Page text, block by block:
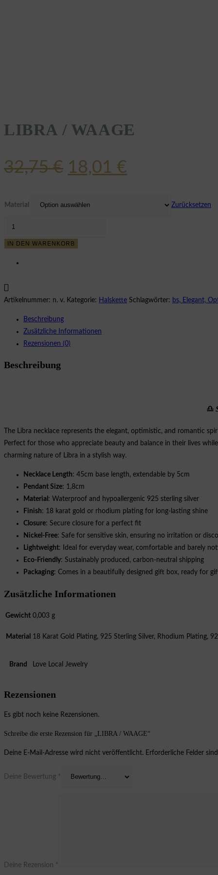
LIBRA / WAAGE
32,75€ Ursprünglicher
war:
18,01 €
Material Zurücksetzen
WAAGE
IN DEN WARENKORB
Artikelnummer: n. v. Kategorie: Halskette Schlagwörter: bs, Elegant,
Beschreibung
Zusätzliche Informationen
Rezensionen (0)
Beschreibung
♎
The Libra necklace represents the elegant, optimistic, and romantic
Perfect for those who appreciate beauty and balance in their lives
charming nature of Libra in a stylish way.
Necklace Length: 45cm base length, extendable by 5cm
Pendant Size: 1,8cm
Material : Waterproof and hypoallergenic 925 sterling silver
Finish: 18 karat gold or rhodium plating for long-lasting shine
Closure: Secure closure for a perfect fit
Nickel-Free: Safe for sensitive skin, ensuring no irritation or
Lightweight: Ideal for everyday wear, comfortable and barely
Eco-Friendly: Sustainably produced, carbon-neutral shipping
Packaging: Comes in a beautifully designed gift box, ready for
Zusätzliche Informationen
Gewicht 0,003 g
Material 18 Karat Gold Plating, 925 Sterling Silver, Rhodium Plating,
Brand Love Local Jewelry
Rezensionen
Es gibt noch keine Rezensionen.
Schreibe die erste Rezension für „LIBRA / WAAGE“
Deine E-Mail-Adresse wird nicht veröffentlicht. Erforderliche Felder
Deine Bewertung *
Deine Rezension *